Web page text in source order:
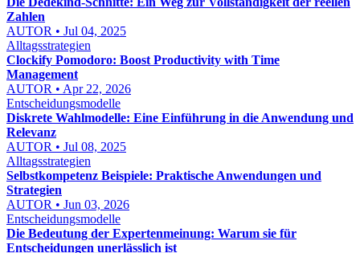
Zahlen
AUTOR • Jul 04, 2025
Alltagsstrategien
Clockify Pomodoro: Boost Productivity with Time
Management
AUTOR • Apr 22, 2026
Entscheidungsmodelle
Diskrete Wahlmodelle: Eine Einführung in die Anwendung und
Relevanz
AUTOR • Jul 08, 2025
Alltagsstrategien
Selbstkompetenz Beispiele: Praktische Anwendungen und
Strategien
AUTOR • Jun 03, 2026
Entscheidungsmodelle
Die Bedeutung der Expertenmeinung: Warum sie für
Entscheidungen unerlässlich ist